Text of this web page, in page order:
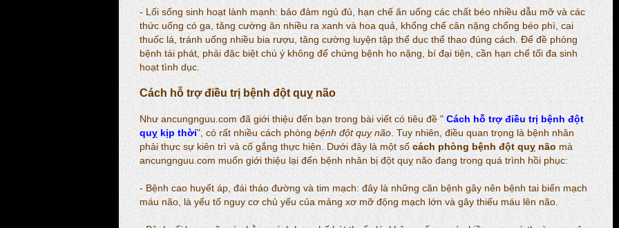
- Lối sống sinh hoạt lành mạnh: bảo đảm ngủ đủ, hạn chế ăn uống các chất béo nhiều dẫu mỡ và các
thức uống có ga, tăng cường ăn nhiều ra xanh và hoa quả, khống chế cân nặng chống béo phì, cai
thuốc lá, tránh uống nhiều bia rượu, tăng cường luyện tập thể dục thể thao đúng cách. Để đề phòng
bệnh tái phát, phải đặc biệt chú ý không để chứng bệnh ho nặng, bí đại tiện, cần hạn chế tối đa sinh
hoạt tình dục.
Cách hỗ trợ điều trị bệnh đột quỵ não
Như ancungnguu.com đã giới thiệu đến bạn trong bài viết có tiêu đề "Cách hỗ trợ điều trị bệnh đột
quỵ kịp thời", có rất nhiều cách phòngbệnh đột quỵ não. Tuy nhiên, điều quan trọng là bệnh nhân
phải thực sự kiên trì và cố gắng thực hiện. Dưới đây là một số cách phòng bệnh đột quỵ não mà
ancungnguu.com muốn giới thiệu lại đến bệnh nhân bị đột quỵ não đang trong quá trình hồi phục:
- Bệnh cao huyết áp, đái tháo đường và tim mạch: đây là những căn bệnh gây nên bệnh tai biến mạch
máu não, là yếu tố nguy cơ chủ yếu của mảng xơ mỡ động mạch lớn và gây thiếu máu lên não.